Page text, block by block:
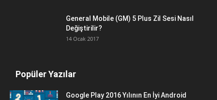
General Mobile (GM) 5 Plus Zil Sesi Nasıl
Değiştirilir?
14 Ocak 2017
Popüler Yazılar
Google Play 2016 Yılının En İyi Android